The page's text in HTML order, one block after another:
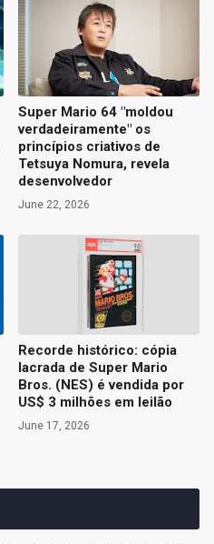
Super Mario 64 "moldou
verdadeiramente" os
princípios criativos de
Tetsuya Nomura, revela
desenvolvedor
June 22, 2026
Recorde histórico: cópia
lacrada de Super Mario
Bros. (NES) é vendida por
US$ 3 milhões em leilão
June 17, 2026